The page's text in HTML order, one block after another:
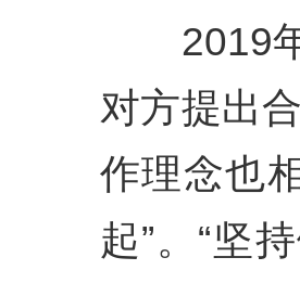
2019年
对方提出
作理念也
起”。“坚